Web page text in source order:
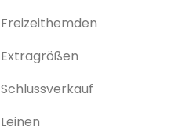
Freizeithemden
Extragrößen
Schlussverkauf
Leinen